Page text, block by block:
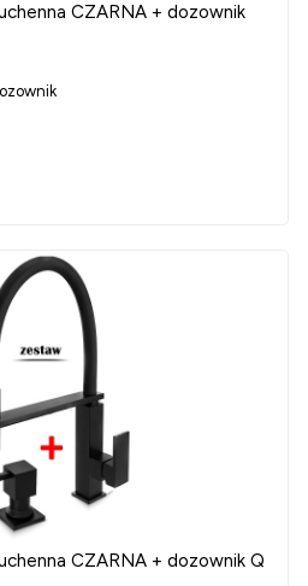
CZARNA + dozownik
CZARNA + dozownik Q